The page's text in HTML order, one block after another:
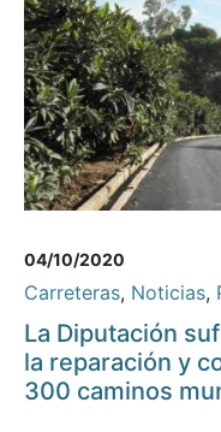
04/10/2020
Carreteras, Noticias,
La Diputación
la reparación y
300 caminos